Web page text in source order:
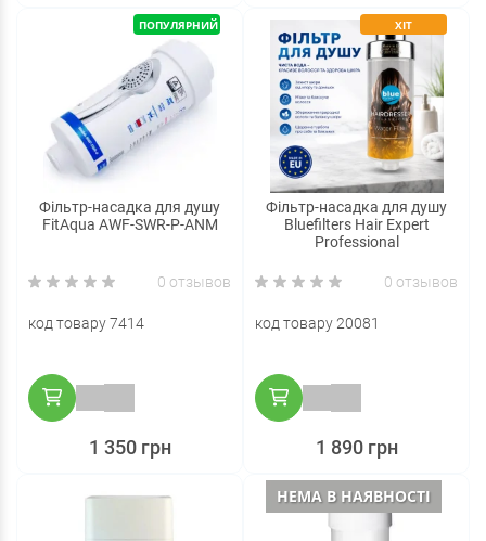
ПОПУЛЯРНИЙ
Фільтр-насадка для душу
FitAqua AWF-SWR-P-ANM
0 отзывов
код товару 7414
1 350 грн
ХІТ
Фільтр-насадка для душу
Bluefilters Hair Expert
Professional
0 отзывов
код товару 20081
1 890 грн
НЕМА В НАЯВНОСТІ